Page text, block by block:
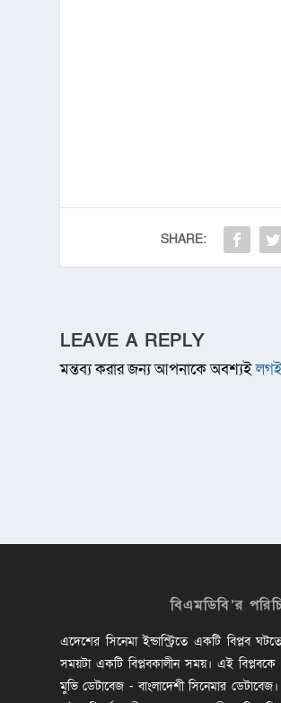
SHARE:
LEAVE A REPLY
মন্তব্য করার জন্য আপনাকে অবশ্যই
বিএমডিবি’র
এদেশের সিনেমা ইন্ডাস্ট্রিতে একটি বিপ্লব
সময়টা একটি বিপ্লবকালীন সময়। এই
মুভি ডেটাবেজ - বাংলাদেশী সিনেমার ডেটাবেজ।